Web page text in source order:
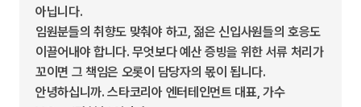
아닙니다.
임원분들의 취향도 맞춰야 하고, 젊은 신입사원들의 호응도
이끌어내야 합니다. 무엇보다 예산 증빙을 위한 서류 처리가
꼬이면 그 책임은 오롯이 담당자의 몫이 됩니다.
안녕하십니까. 스타코리아 엔터테인먼트 대표, 가수